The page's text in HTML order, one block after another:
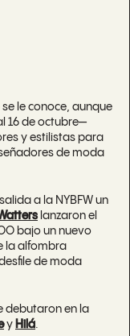
le conoce, aunque
16 de octubre—
y estilistas para
de moda
a la NYBFW un
lanzaron el
bajo un nuevo
la alfombra
de moda
debutaron en la
y Hilá.